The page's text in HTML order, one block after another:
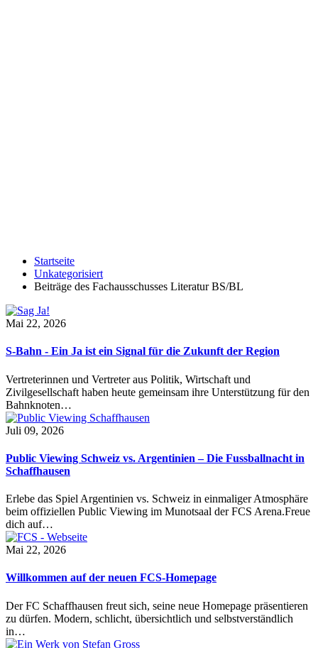
Startseite
Unkategorisiert
Beiträge des Fachausschusses Literatur BS/BL
Mai 22, 2026
S-Bahn - Ein Ja ist ein Signal für die Zukunft der Region
Vertreterinnen und Vertreter aus Politik, Wirtschaft und
Zivilgesellschaft haben heute gemeinsam ihre Unterstützung für den
Bahnknoten…
Juli 09, 2026
Public Viewing Schweiz vs. Argentinien – Die Fussballnacht in
Schaffhausen
Erlebe das Spiel Argentinien vs. Schweiz in einmaliger Atmosphäre
beim offiziellen Public Viewing im Munotsaal der FCS Arena.Freue
dich auf…
Mai 22, 2026
Willkommen auf der neuen FCS-Homepage
Der FC Schaffhausen freut sich, seine neue Homepage präsentieren
zu dürfen. Modern, schlicht, übersichtlich und selbstverständlich
in…